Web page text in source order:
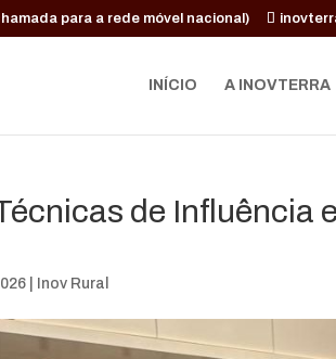
para a rede móvel nacional)
INÍCIO A INOVTERRA
de Influência
Inov Rural